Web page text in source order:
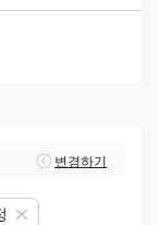
변경하기